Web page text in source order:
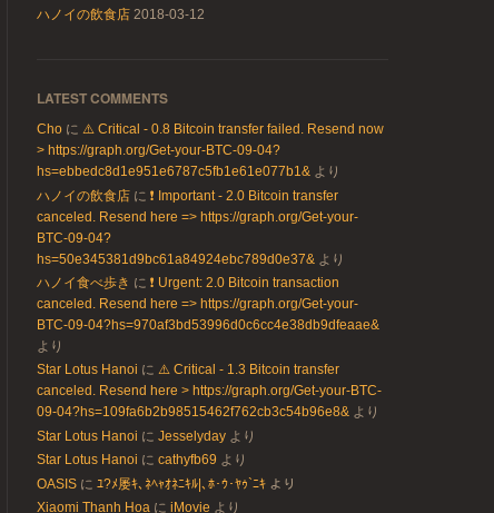
ハノイの飲食店 2018-03-12
LATEST COMMENTS
Cho に⚠️ Critical - 0.8 Bitcoin transfer failed. Resend now
> https://graph.org/Get-your-BTC-09-04?
hs=ebbedc8d1e951e6787c5fb1e61e077b1& より
ハノイの飲食店 に❗ Important - 2.0 Bitcoin transfer
canceled. Resend here => https://graph.org/Get-your-
BTC-09-04?
hs=50e345381d9bc61a84924ebc789d0e37& より
ハノイ食べ歩き に❗ Urgent: 2.0 Bitcoin transaction
canceled. Resend here => https://graph.org/Get-your-
BTC-09-04?hs=970af3bd53996d0c6cc4e38db9dfeaae&
より
Star Lotus Hanoi に⚠️ Critical - 1.3 Bitcoin transfer
canceled. Resend here > https://graph.org/Get-your-BTC-
09-04?hs=109fa6b2b98515462f762cb3c54b96e8& より
Star Lotus Hanoi にJesselyday より
Star Lotus Hanoi にcathyfb69 より
OASIS にﾕ?ﾒ屡ｷ､ﾈﾍｬｵﾈﾆｷﾙ|､ﾎ･ｳ･ﾔｩ`ﾆｷ より
Xiaomi Thanh Hoa にiMovie より